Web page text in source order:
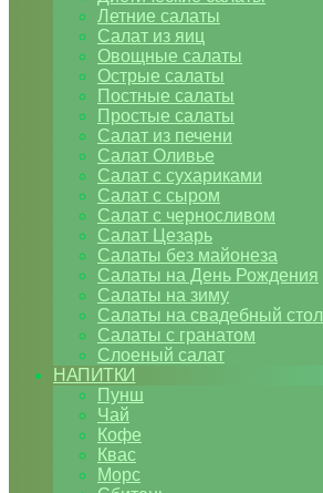
Летние салаты
Салат из яиц
Овощные салаты
Острые салаты
Постные салаты
Простые салаты
Салат из печени
Салат Оливье
Салат с сухариками
Салат с сыром
Салат с черносливом
Салат Цезарь
Салаты без майонеза
Салаты на День Рождения
Салаты на зиму
Салаты на свадебный стол
Салаты с гранатом
Слоеный салат
НАПИТКИ
Пунш
Чай
Кофе
Квас
Морс